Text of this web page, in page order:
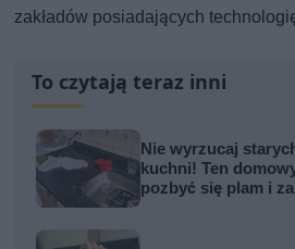
zakładów posiadających
To czytają teraz inni
Nie wyrzucaj
kuchni! Ten
pozbyć się plam i